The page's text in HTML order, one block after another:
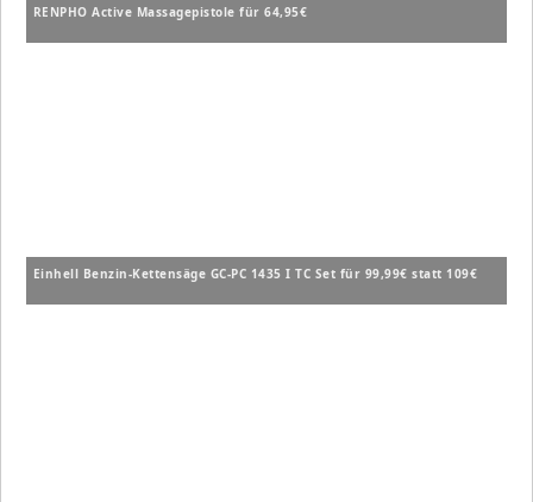
RENPHO Active Massagepistole für 64,95€
Einhell Benzin-Kettensäge GC-PC 1435 I TC Set für 99,99€ statt 109€